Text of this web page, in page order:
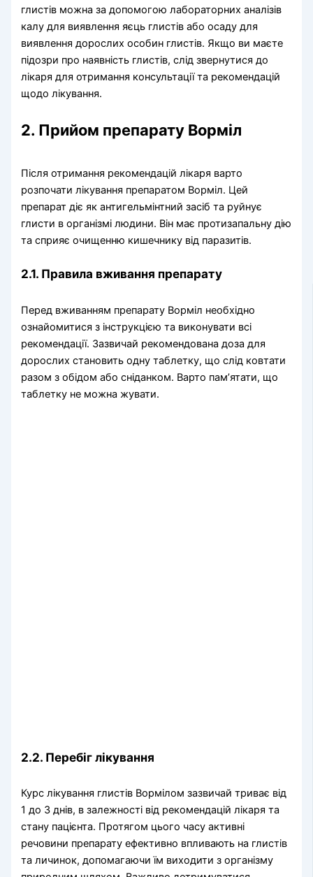
глистів можна за допомогою лабораторних аналізів
калу для виявлення яєць глистів або осаду для
виявлення дорослих особин глистів. Якщо ви маєте
підозри про наявність глистів, слід звернутися до
лікаря для отримання консультації та рекомендацій
щодо лікування.
2. Прийом препарату Ворміл
Після отримання рекомендацій лікаря варто
розпочати лікування препаратом Ворміл. Цей
препарат діє як антигельмінтний засіб та руйнує
глисти в організмі людини. Він має протизапальну дію
та сприяє очищенню кишечнику від паразитів.
2.1. Правила вживання препарату
Перед вживанням препарату Ворміл необхідно
ознайомитися з інструкцією та виконувати всі
рекомендації. Зазвичай рекомендована доза для
дорослих становить одну таблетку, що слід ковтати
разом з обідом або сніданком. Варто пам’ятати, що
таблетку не можна жувати.
2.2. Перебіг лікування
Курс лікування глистів Вормілом зазвичай триває від
1 до 3 днів, в залежності від рекомендацій лікаря та
стану пацієнта. Протягом цього часу активні
речовини препарату ефективно впливають на глистів
та личинок, допомагаючи їм виходити з організму